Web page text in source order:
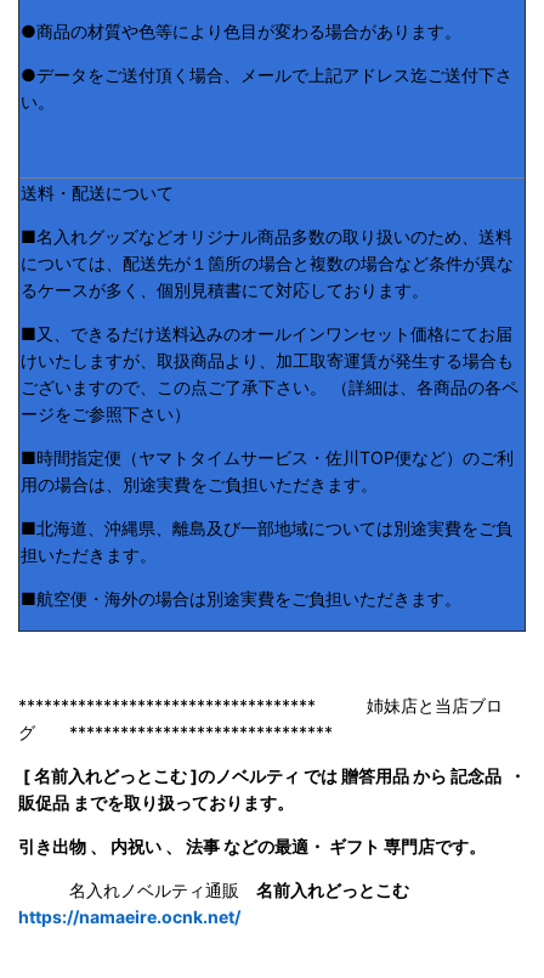
●商品の材質や色等により色目が変わる場合があります。
●データをご送付頂く場合、メールで上記アドレス迄ご送付下さ
い。
送料・配送について
■名入れグッズなどオリジナル商品多数の取り扱いのため、送料
については、配送先が１箇所の場合と複数の場合など条件が異な
るケースが多く、個別見積書にて対応しております。
■又、できるだけ送料込みのオールインワンセット価格にてお届
けいたしますが、取扱商品より、加工取寄運賃が発生する場合も
ございますので、この点ご了承下さい。 （詳細は、各商品の各ペ
ージをご参照下さい）
■時間指定便（ヤマトタイムサービス・佐川TOP便など）のご利
用の場合は、別途実費をご負担いただきます。
■北海道、沖縄県、離島及び一部地域については別途実費をご負
担いただきます。
■航空便・海外の場合は別途実費をご負担いただきます。
*********************************** 姉妹店と当店ブロ
グ *******************************
[ 名前入れどっとこむ ]のノベルティ では 贈答用品 から 記念品 ・
販促品 までを取り扱っております。
引き出物 、 内祝い 、 法事 などの最適・ ギフト 専門店です。
名入れノベルティ通販 名前入れどっとこむ
https://namaeire.ocnk.net/